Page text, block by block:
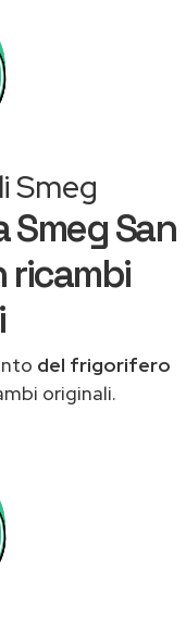
Smeg
San
ricambi
del frigorifero
originali.